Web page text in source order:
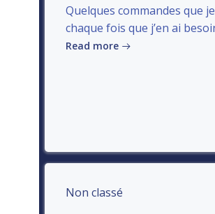
Quelques commandes que
chaque fois que j’en ai
Read more
Non classé